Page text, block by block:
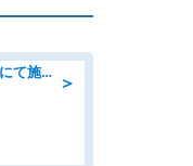
＞
工事・土木施工管理/総合技術商社にて施工管理のお仕事/即日勤務可/車通勤可/工事・土木施工管理/生産・品質管理